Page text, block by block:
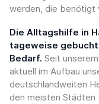
werden, die benötigt
Die Alltagshilfe in
tageweise
Bedarf. Seit
aktuell im Aufbau
deutschlandweiten
den meisten Städten